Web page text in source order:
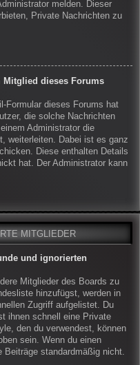
melden. Dieser
Private Nachrichten zu
Mitglied dieses Forums
Formular dieses Forums hat
die solche Nachrichten
Administrator die
weiterleiten. Dabei ist es ganz
Diese enthalten Details
hat. Der Administrator kann
MITGLIEDER
und ignorierten
Mitglieder des Boards zu
hinzufügst, werden in
Zugriff aufgelistet. Du
ihnen schnell eine Private
den du verwendest, können
sein. Wenn du einen
Beiträge standardmäßig nicht.